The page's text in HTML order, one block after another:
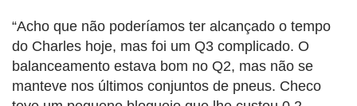
“Acho que não poderíamos ter alcançado o tempo
do Charles hoje, mas foi um Q3 complicado. O
balanceamento estava bom no Q2, mas não se
manteve nos últimos conjuntos de pneus. Checo